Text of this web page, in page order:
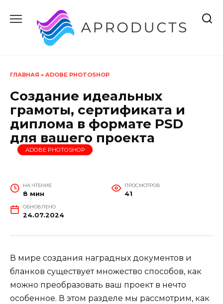
содержанию
ГЛАВНАЯ » ADOBE PHOTOSHOP
Создание идеальных
грамоты, сертификата и
диплома в формате PSD
для вашего проекта
ADOBE PHOTOSHOP
НА ЧТЕНИЕ
8 мин
ПРОСМОТРОВ
41
ОБНОВЛЕНО
24.07.2024
В мире создания наградных документов и
бланков существует множество способов, как
можно преобразовать ваш проект в нечто
особенное. В этом разделе мы рассмотрим, как